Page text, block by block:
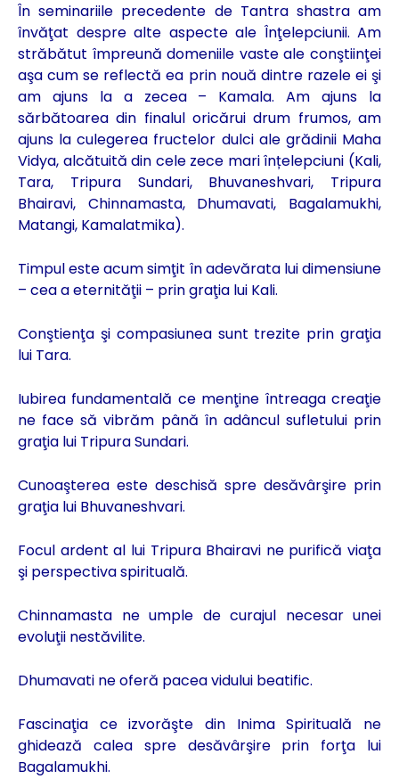
În seminariile precedente de Tantra shastra am
învăţat despre alte aspecte ale Înţelepciunii. Am
străbătut împreună domeniile vaste ale conştiinţei
aşa cum se reflectă ea prin nouă dintre razele ei şi
am ajuns la a zecea – Kamala. Am ajuns la
sărbătoarea din finalul oricărui drum frumos, am
ajuns la culegerea fructelor dulci ale grădinii Maha
Vidya, alcătuită din cele zece mari înțelepciuni (Kali,
Tara, Tripura Sundari, Bhuvaneshvari, Tripura
Bhairavi, Chinnamasta, Dhumavati, Bagalamukhi,
Matangi, Kamalatmika).
Timpul este acum simţit în adevărata lui dimensiune
– cea a eternităţii – prin graţia lui Kali.
Conştienţa şi compasiunea sunt trezite prin graţia
lui Tara.
Iubirea fundamentală ce menţine întreaga creaţie
ne face să vibrăm până în adâncul sufletului prin
graţia lui Tripura Sundari.
Cunoaşterea este deschisă spre desăvârşire prin
graţia lui Bhuvaneshvari.
Focul ardent al lui Tripura Bhairavi ne purifică viaţa
şi perspectiva spirituală.
Chinnamasta ne umple de curajul necesar unei
evoluţii nestăvilite.
Dhumavati ne oferă pacea vidului beatific.
Fascinaţia ce izvorăşte din Inima Spirituală ne
ghidează calea spre desăvârşire prin forţa lui
Bagalamukhi.